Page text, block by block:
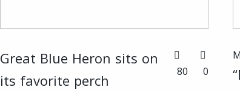
Great Blue Heron sits on
its favorite perch
80 0